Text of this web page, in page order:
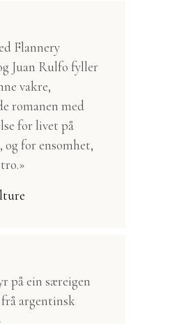
Flannery
Juan Rulfo fyller
vakre,
romanen med
for livet på
og for ensomhet,
på ein særeigen
argentinsk